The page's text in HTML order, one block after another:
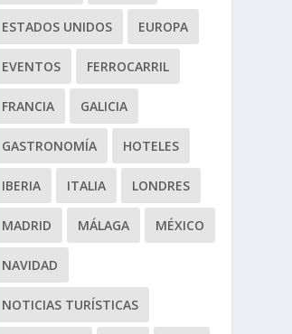
ESTADOS UNIDOS EUROPA
EVENTOS FERROCARRIL
FRANCIA GALICIA
GASTRONOMÍA HOTELES
IBERIA ITALIA LONDRES
MADRID MÁLAGA MÉXICO
NAVIDAD
NOTICIAS TURÍSTICAS